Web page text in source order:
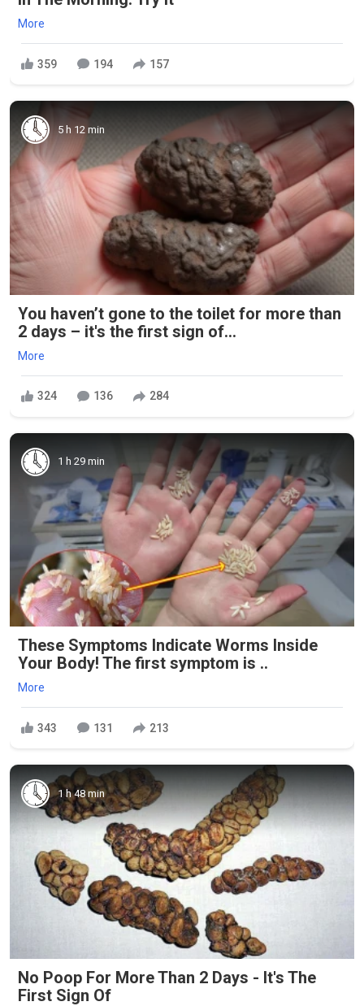
More
359 194 157
5 h 12 min
You haven’t gone to the toilet for more than
2 days – it's the first sign of...
More
324 136 284
1 h 29 min
These Symptoms Indicate Worms Inside
Your Body! The first symptom is ..
More
343 131 213
1 h 48 min
No Poop For More Than 2 Days - It's The
First Sign Of